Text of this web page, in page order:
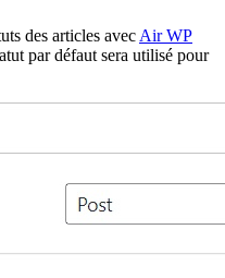
des articles avec Air WP
par défaut sera utilisé pour